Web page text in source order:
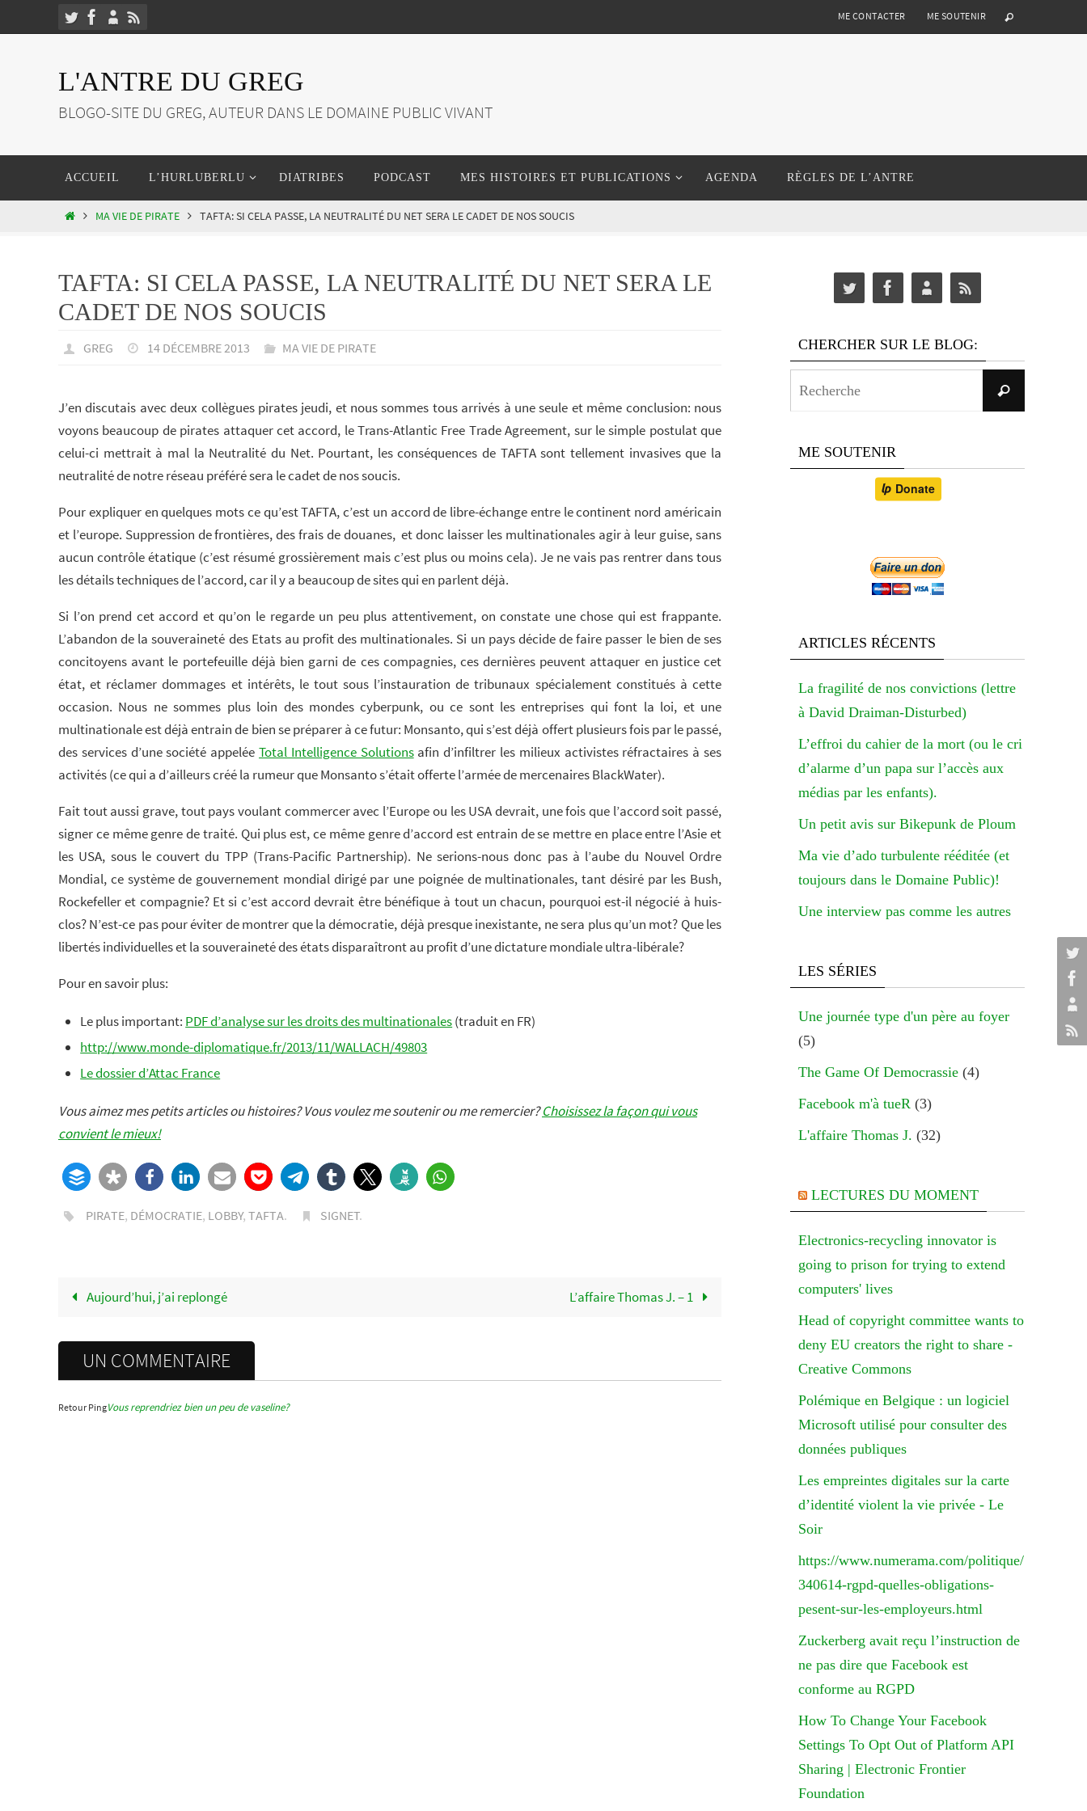
vers
ME CONTACTER ME SOUTENIR
L'ANTRE DU GREG
BLOGO-SITE DU GREG, AUTEUR DANS LE DOMAINE PUBLIC VIVANT
le
ACCUEIL L’HURLUBERLU DIATRIBES PODCAST MES HISTOIRES ET PUBLICATIONS AGENDA RÈGLES DE L’ANTRE
HOMEMA VIE DE PIRATE TAFTA: SI CELA PASSE, LA NEUTRALITÉ DU NET SERA LE CADET DE NOS SOUCIS
TAFTA: SI CELA PASSE, LA NEUTRALITÉ DU NET SERA LE
CADET DE NOS SOUCIS
GREG 14 DÉCEMBRE 2013 MA VIE DE PIRATE
J’en discutais avec deux collègues pirates jeudi, et nous sommes tous arrivés à une seule et même conclusion: nous
voyons beaucoup de pirates attaquer cet accord, le Trans-Atlantic Free Trade Agreement, sur le simple postulat que
celui-ci mettrait à mal la Neutralité du Net. Pourtant, les conséquences de TAFTA sont tellement invasives que la
neutralité de notre réseau préféré sera le cadet de nos soucis.
Pour expliquer en quelques mots ce qu’est TAFTA, c’est un accord de libre-échange entre le continent nord américain
et l’europe. Suppression de frontières, des frais de douanes, et donc laisser les multinationales agir à leur guise, sans
aucun contrôle étatique (c’est résumé grossièrement mais c’est plus ou moins cela). Je ne vais pas rentrer dans tous
les détails techniques de l’accord, car il y a beaucoup de sites qui en parlent déjà.
Si l’on prend cet accord et qu’on le regarde un peu plus attentivement, on constate une chose qui est frappante.
L’abandon de la souveraineté des Etats au profit des multinationales. Si un pays décide de faire passer le bien de ses
concitoyens avant le portefeuille déjà bien garni de ces compagnies, ces dernières peuvent attaquer en justice cet
état, et réclamer dommages et intérêts, le tout sous l’instauration de tribunaux spécialement constitués à cette
occasion. Nous ne sommes plus loin des mondes cyberpunk, ou ce sont les entreprises qui font la loi, et une
multinationale est déjà entrain de bien se préparer à ce futur: Monsanto, qui s’est déjà offert plusieurs fois par le passé,
des services d’une société appelée Total Intelligence Solutionsafin d’infiltrer les milieux activistes réfractaires à ses
activités (ce qui a d’ailleurs créé la rumeur que Monsanto s’était offerte l’armée de mercenaires BlackWater).
Fait tout aussi grave, tout pays voulant commercer avec l’Europe ou les USA devrait, une fois que l’accord soit passé,
signer ce même genre de traité. Qui plus est, ce même genre d’accord est entrain de se mettre en place entre l’Asie et
les USA, sous le couvert du TPP (Trans-Pacific Partnership). Ne serions-nous donc pas à l’aube du Nouvel Ordre
Mondial, ce système de gouvernement mondial dirigé par une poignée de multinationales, tant désiré par les Bush,
Rockefeller et compagnie? Et si c’est accord devrait être bénéfique à tout un chacun, pourquoi est-il négocié à huis-
clos? N’est-ce pas pour éviter de montrer que la démocratie, déjà presque inexistante, ne sera plus qu’un mot? Que les
libertés individuelles et la souveraineté des états disparaîtront au profit d’une dictature mondiale ultra-libérale?
Pour en savoir plus:
Le plus important: PDF d’analyse sur les droits des multinationales(traduit en FR)
http://www.monde-diplomatique.fr/2013/11/WALLACH/49803
Le dossier d’Attac France
Vous aimez mes petits articles ou histoires? Vous voulez me soutenir ou me remercier?Choisissez la façon qui vous
convient le mieux!
PIRATE, DÉMOCRATIE, LOBBY, TAFTA. SIGNET.
Aujourd’hui, j’ai replongé L’affaire Thomas J. – 1
UN COMMENTAIRE
Retour PingVous reprendriez bien un peu de vaseline?
CHERCHER SUR LE BLOG:
Recherche
ME SOUTENIR
ARTICLES RÉCENTS
La fragilité de nos convictions (lettre
à David Draiman-Disturbed)
L’effroi du cahier de la mort (ou le cri
d’alarme d’un papa sur l’accès aux
médias par les enfants).
Un petit avis sur Bikepunk de Ploum
Ma vie d’ado turbulente rééditée (et
toujours dans le Domaine Public)!
Une interview pas comme les autres
LES SÉRIES
Une journée type d'un père au foyer
(5)
The Game Of Democrassie (4)
Facebook m'à tueR (3)
L'affaire Thomas J. (32)
LECTURES DU MOMENT
Electronics-recycling innovator is
going to prison for trying to extend
computers' lives
Head of copyright committee wants to
deny EU creators the right to share -
Creative Commons
Polémique en Belgique : un logiciel
Microsoft utilisé pour consulter des
données publiques
Les empreintes digitales sur la carte
d’identité violent la vie privée - Le
Soir
https://www.numerama.com/politique/
340614-rgpd-quelles-obligations-
pesent-sur-les-employeurs.html
Zuckerberg avait reçu l’instruction de
ne pas dire que Facebook est
conforme au RGPD
How To Change Your Facebook
Settings To Opt Out of Platform API
Sharing | Electronic Frontier
Foundation